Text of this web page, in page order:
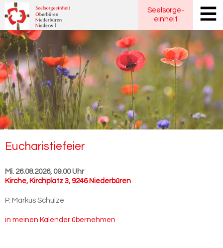
Seelsorge-
einheit
Eu­cha­ris­tie­fei­er
Mi. 26.08.2026, 09.00 Uhr
Kirche, Kirchplatz 3, 9246 Niederbüren
P. Markus Schulze
in meinen Kalender übernehmen